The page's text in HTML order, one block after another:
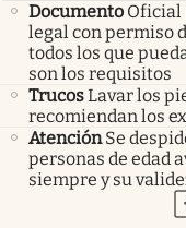
Documento Oficial
legal con permiso
todos los que
son los requisitos
TrucosLavar los
recomiendan los
Atención Se
personas de edad
siempre y su